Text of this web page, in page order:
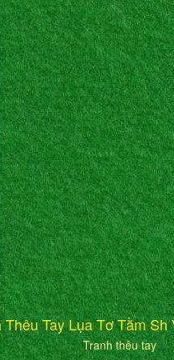
Thêu Tay Lụa Tơ Tằm
Tranh thêu tay